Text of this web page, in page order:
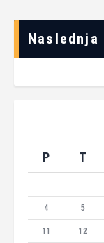
Naslednja
P T
4 5
11 12